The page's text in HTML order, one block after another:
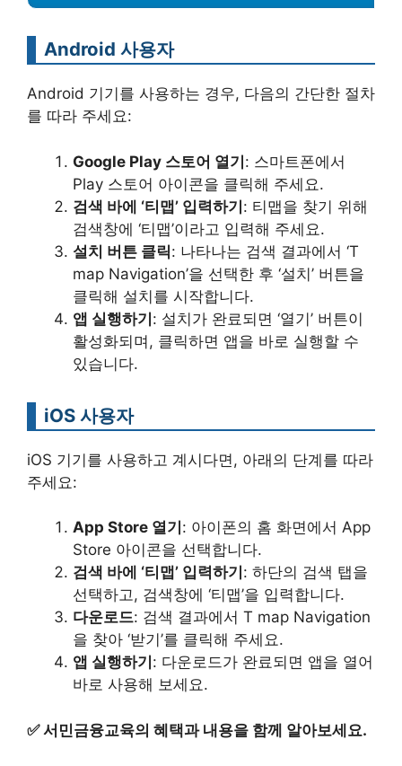
Android 사용자
Android 기기를 사용하는 경우, 다음의 간단한 절차
를 따라 주세요:
Google Play 스토어 열기: 스마트폰에서
Play 스토어 아이콘을 클릭해 주세요.
검색 바에 ‘티맵’ 입력하기: 티맵을 찾기 위해
검색창에 ‘티맵’이라고 입력해 주세요.
설치 버튼 클릭: 나타나는 검색 결과에서 ‘T
map Navigation’을 선택한 후 ‘설치’ 버튼을
클릭해 설치를 시작합니다.
앱 실행하기: 설치가 완료되면 ‘열기’ 버튼이
활성화되며, 클릭하면 앱을 바로 실행할 수
있습니다.
iOS 사용자
iOS 기기를 사용하고 계시다면, 아래의 단계를 따라
주세요:
App Store 열기 : 아이폰의 홈 화면에서 App
Store 아이콘을 선택합니다.
검색 바에 ‘티맵’ 입력하기 : 하단의 검색 탭을
선택하고, 검색창에 ‘티맵’을 입력합니다.
다운로드: 검색 결과에서 T map Navigation
을 찾아 ‘받기’를 클릭해 주세요.
앱 실행하기 : 다운로드가 완료되면 앱을 열어
바로 사용해 보세요.
✅서민금융교육의 혜택과 내용을 함께 알아보세요.